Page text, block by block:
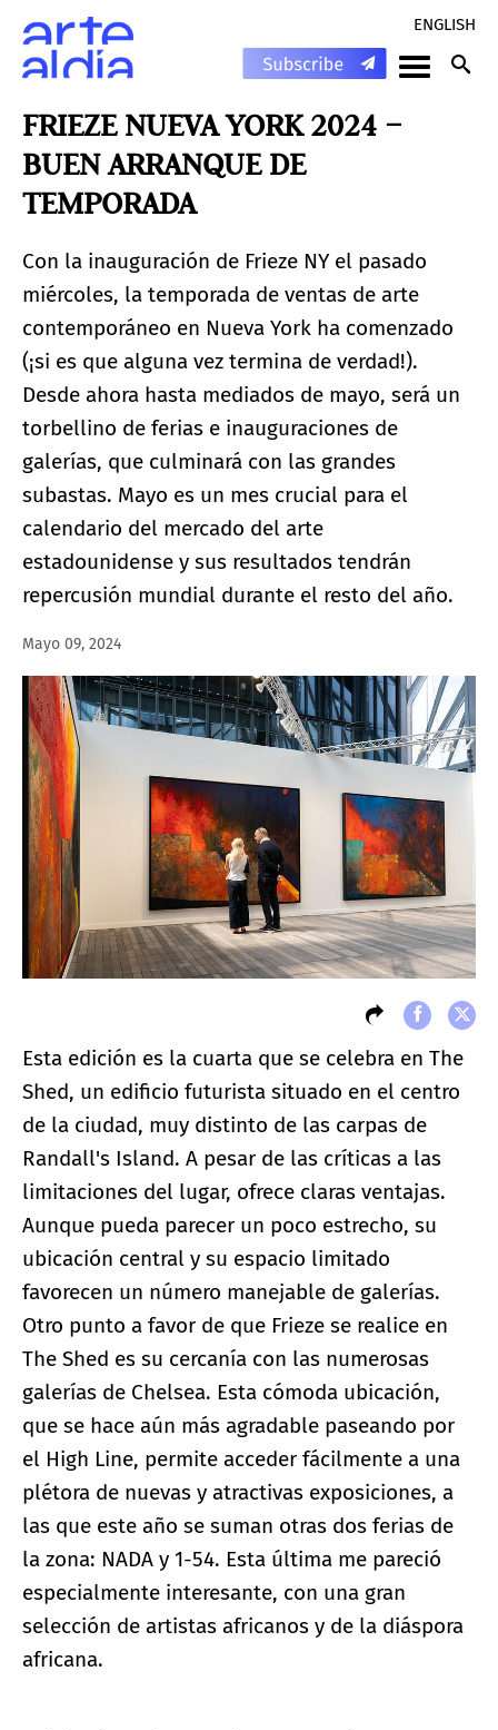
ENGLISH
FRIEZE NUEVA YORK 2024 –
BUEN ARRANQUE DE
TEMPORADA
Con la inauguración de Frieze NY el pasado
miércoles, la temporada de ventas de arte
contemporáneo en Nueva York ha comenzado
(¡si es que alguna vez termina de verdad!).
Desde ahora hasta mediados de mayo, será un
torbellino de ferias e inauguraciones de
galerías, que culminará con las grandes
subastas. Mayo es un mes crucial para el
calendario del mercado del arte
estadounidense y sus resultados tendrán
repercusión mundial durante el resto del año.
Mayo 09, 2024
Esta edición es la cuarta que se celebra en The
Shed, un edificio futurista situado en el centro
de la ciudad, muy distinto de las carpas de
Randall's Island. A pesar de las críticas a las
limitaciones del lugar, ofrece claras ventajas.
Aunque pueda parecer un poco estrecho, su
ubicación central y su espacio limitado
favorecen un número manejable de galerías.
Otro punto a favor de que Frieze se realice en
The Shed es su cercanía con las numerosas
galerías de Chelsea. Esta cómoda ubicación,
que se hace aún más agradable paseando por
el High Line, permite acceder fácilmente a una
plétora de nuevas y atractivas exposiciones, a
las que este año se suman otras dos ferias de
la zona: NADA y 1-54. Esta última me pareció
especialmente interesante, con una gran
selección de artistas africanos y de la diáspora
africana.